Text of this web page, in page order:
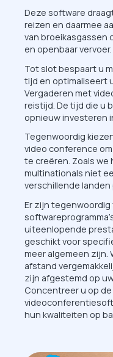
Deze software
reizen en daarmee
van broeikasgassen
en openbaar vervoer.
Tot slot bespaart u
tijd en optimaliseert
Vergaderen met
reistijd. De tijd die u
opnieuw investeren
Tegenwoordig
video conference
te creëren. Zoals we
multinationals niet
verschillende
Er zijn
uiteenlopende
geschikt voor
meer algemeen zijn.
afstand
zijn afgestemd op
Concentreer u op
hun kwaliteiten op